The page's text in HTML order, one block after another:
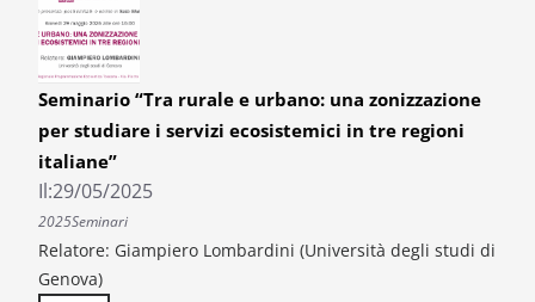
Seminario “Tra rurale e urbano: una zonizzazione
per studiare i servizi ecosistemici in tre regioni
italiane”
Il:29/05/2025
2025Seminari
Relatore: Giampiero Lombardini (Università degli studi di
Genova)